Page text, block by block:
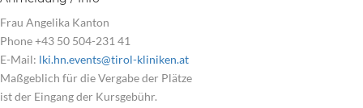
Frau Angelika Kanton
Phone +43 50 504-231 41
E-Mail: lki.hn.events@tirol-kliniken.at
Maßgeblich für die Vergabe der Plätze
ist der Eingang der Kursgebühr.